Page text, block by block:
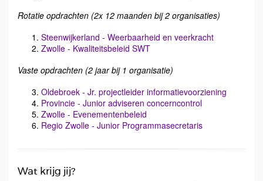
Rotatie opdrachten (2x 12 maanden bij 2 organisaties)
Steenwijkerland - Weerbaarheid en veerkracht
Zwolle - Kwaliteitsbeleid SWT
Vaste opdrachten (2 jaar bij 1 organisatie)
Oldebroek - Jr. projectleider informatievoorziening
Provincie - Junior adviseren concerncontrol
Zwolle - Evenementenbeleid
Regio Zwolle - Junior Programmasecretaris
Wat krijg jij?